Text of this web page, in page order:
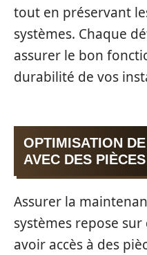
tout en préservant
systèmes. Chaque
assurer le bon
durabilité de vos
OPTIMISATION
AVEC DES
Assurer la
systèmes repose
avoir accès à des